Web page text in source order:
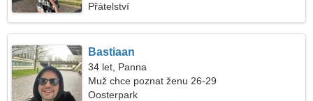
Přátelství
Bastiaan
34 let, Panna
Muž chce poznat ženu 26-29
Oosterpark